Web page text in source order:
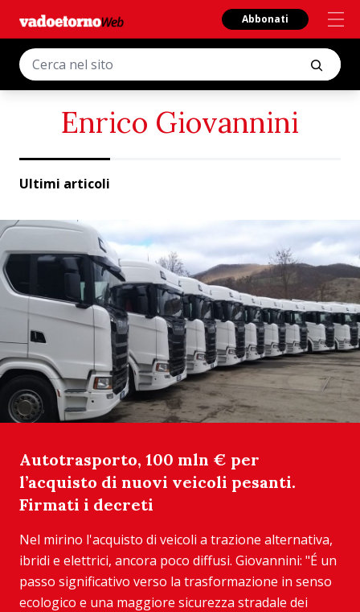
Abbonati
Enrico Giovannini
Ultimi articoli
Autotrasporto, 100 mln € per
l’acquisto di nuovi veicoli pesanti.
Firmati i decreti
Nel mirino l'acquisto di veicoli a trazione alternativa,
ibridi e elettrici, ancora poco diffusi. Giovannini: "É un
passo significativo verso la trasformazione in senso
ecologico e una maggiore sicurezza stradale dei